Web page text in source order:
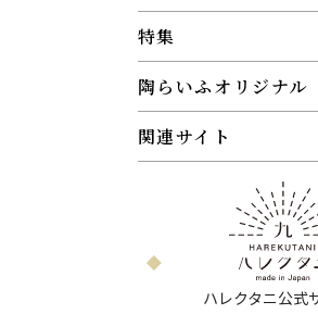
特集
陶らいふオリジナル
関連サイト
ハレクタニ公式